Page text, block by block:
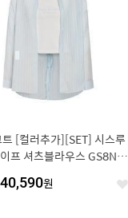
[컬러추가][SET] 시스루
프 셔츠블라우스 GS8N0B
40,590원 좋